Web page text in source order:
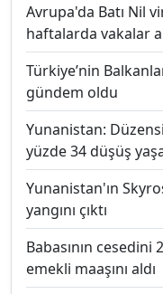
Avrupa'da Batı Nil
haftalarda vakalar
Türkiye’nin
gündem oldu
Yunanistan:
yüzde 34 düşüş
Yunanistan'ın
yangını çıktı
Babasının cesedini
emekli maaşını aldı